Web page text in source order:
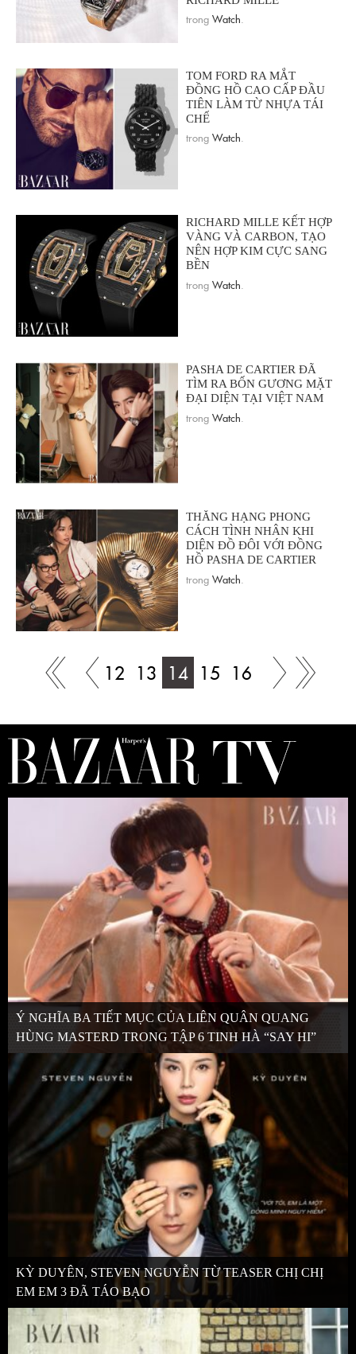
trong Watch
TOM FORD RA MẮT
ĐỒNG HỒ CAO CẤP ĐẦU
TIÊN LÀM TỪ NHỰA TÁI
CHẾ
trong Watch
RICHARD MILLE KẾT HỢP
VÀNG VÀ CARBON, TẠO
NÊN HỢP KIM CỰC SANG
BỀN
trong Watch
PASHA DE CARTIER ĐÃ
TÌM RA BỐN GƯƠNG MẶT
ĐẠI DIỆN TẠI VIỆT NAM
trong Watch
THĂNG HẠNG PHONG
CÁCH TÌNH NHÂN KHI
DIỆN ĐỒ ĐÔI VỚI ĐỒNG
HỒ PASHA DE CARTIER
trong Watch
12 13 14 15 16
Ý NGHĨA BA TIẾT MỤC CỦA LIÊN QUÂN QUANG
HÙNG MASTERD TRONG TẬP 6 TINH HÀ “SAY HI”
KỲ DUYÊN, STEVEN NGUYỄN TỪ TEASER CHỊ CHỊ
EM EM 3 ĐÃ TÁO BẠO